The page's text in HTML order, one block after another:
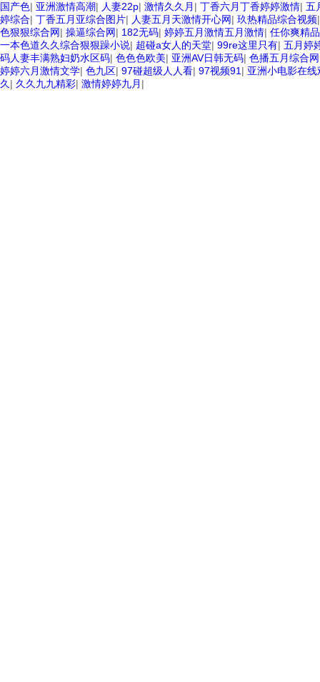
国产色| 亚洲激情高潮| 人妻22p| 激情久久月 | 丁香六月丁香婷婷激情| 五
婷综合| 丁香五月亚综合图片| 人妻五月天激情开心网| 玖热精品综合视频
色狠狠综合网| 操逼综合网| 182无码| 婷婷五月激情五月激情| 任你爽精
一本色道久久综合狠狠躁小说| 超碰a女人的天堂| 99re这里只有| 五月婷
码人妻丰满熟妇奶水区码| 色色色欧美| 亚洲AV日韩无码| 色播五月综合网
婷婷六月激情文学| 色九区| 97碰超级人人看| 97视频91 | 亚洲小电影在
久 | 久久九九精彩| 激情婷婷九月 |